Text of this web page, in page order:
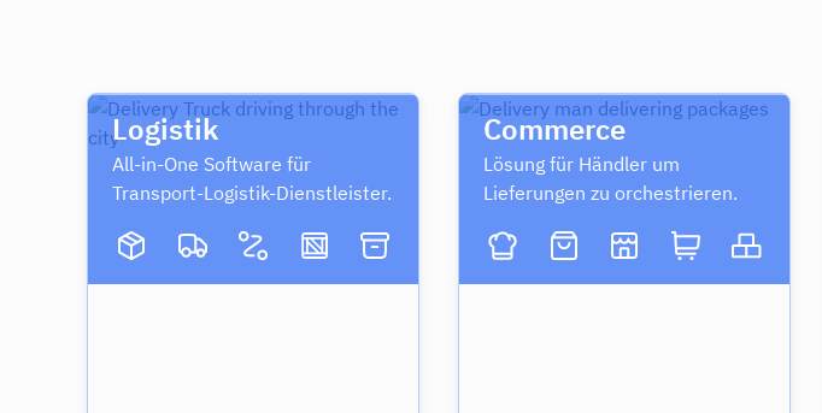
Logistik
All-in-One Software für
Transport-Logistik-Dienstleister.
Commerce
Lösung für Händler um
Lieferungen zu orchestrieren.